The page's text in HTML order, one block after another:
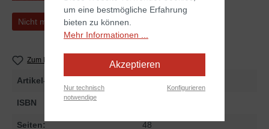
Nicht mehr verfügbar
Zum Merkzettel hinzufügen
Artikel-Nr.
ISBN
Seiten: 48
um eine bestmögliche Erfahrung
bieten zu können.
Mehr Informationen ...
Akzeptieren
Nur technisch
notwendige
Konfigurieren